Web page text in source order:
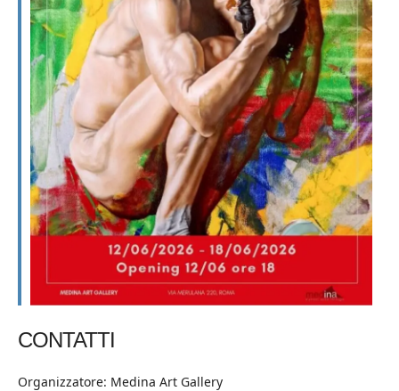
CONTATTI
Organizzatore: Medina Art Gallery